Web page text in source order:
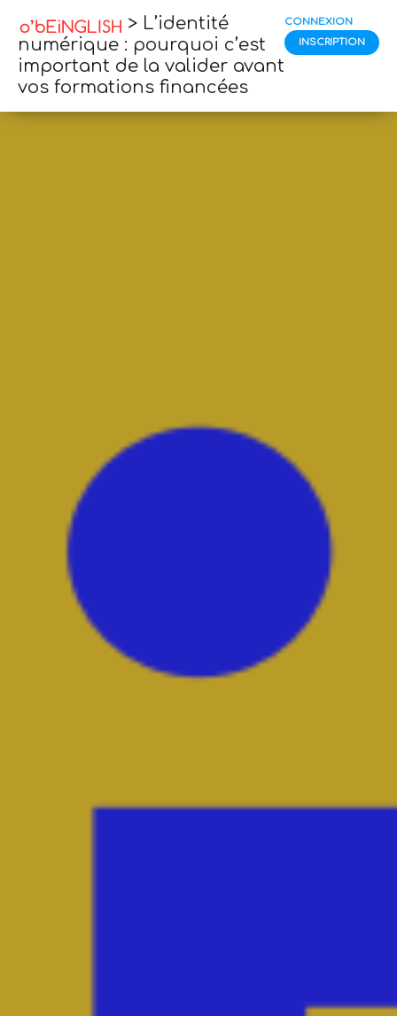
> L’identité
numérique : pourquoi c’est
important de la valider avant
vos formations financées
CONNEXION
INSCRIPTION